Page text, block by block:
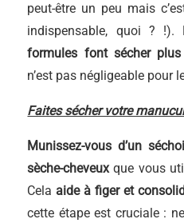
peut-être un peu mais
indispensable, quoi ? !).
formules font sécher
n’est pas négligeable pour
Faites sécher votre
Munissez-vous d’un
sèche-cheveuxque vous
Cela aide à figer et
cette étape est cruciale :